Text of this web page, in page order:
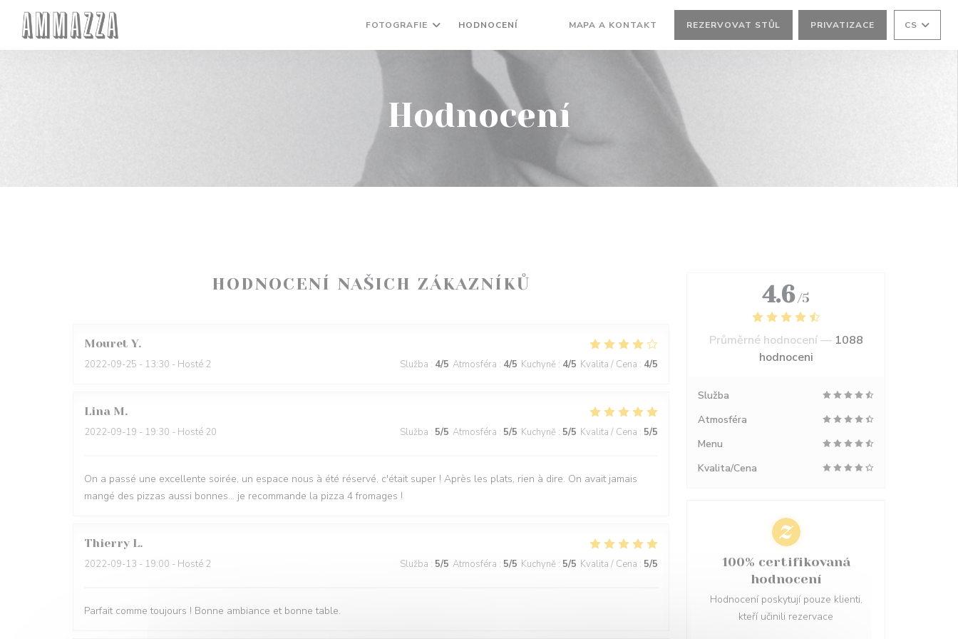
Panel pro správu cookies
FOTOGRAFIE HODNOCENÍ MAPA A KONTAKT REZERVOVAT STŮL PRIVATIZACE CS
Hodnocení
HODNOCENÍ NAŠICH ZÁKAZNÍKŮ
Mouret Y
2022-09-25 - 13:30 - Hosté 2 Služba : 4/5 Atmosféra : 4/5 Kuchyně : 4/5 Kvalita / Cena : 4/5
Lina M
2022-09-19 - 19:30 - Hosté 20 Služba : 5/5 Atmosféra : 5/5 Kuchyně : 5/5 Kvalita / Cena : 5/5
On a passé une excellente soirée, un espace nous à été réservé, c'était super ! Après les plats, rien à dire. On avait jamais
mangé des pizzas aussi bonnes... je recommande la pizza 4 fromages !
Thierry L
2022-09-13 - 19:00 - Hosté 2 Služba : 5/5 Atmosféra : 5/5 Kuchyně : 5/5 Kvalita / Cena : 5/5
Parfait comme toujours ! Bonne ambiance et bonne table.
4.6 /5
Průměrné hodnocení — 1088
hodnoceni
Služba
Atmosféra
Menu
Kvalita/Cena
100% certifikovaná
hodnocení
Hodnocení poskytují pouze klienti,
kteří učinili rezervace